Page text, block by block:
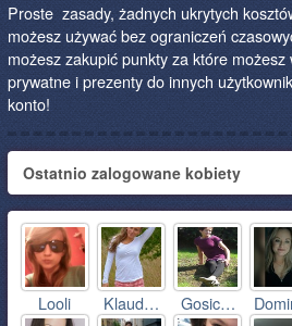
Proste zasady, żadnych ukrytych
możesz używać bez ograniczeń
możesz zakupić punkty za które możesz
prywatne i prezenty do innych
konto!
Ostatnio zalogowane kobiety
Looli Klaud… Gosic…